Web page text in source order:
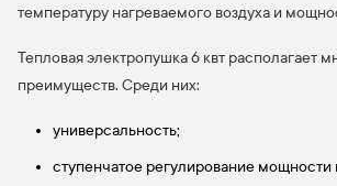
температуру нагреваемого воздуха и
Тепловая электропушка 6 квт располагает
преимуществ. Среди них:
универсальность;
ступенчатое регулирование мощности